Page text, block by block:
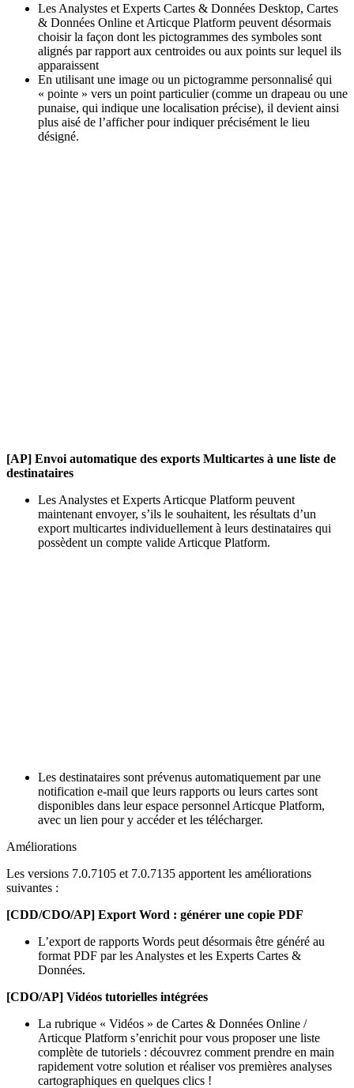
Les Analystes et Experts Cartes & Données Desktop, Cartes
& Données Online et Articque Platform peuvent désormais
choisir la façon dont les pictogrammes des symboles sont
alignés par rapport aux centroides ou aux points sur lequel ils
apparaissent
En utilisant une image ou un pictogramme personnalisé qui
« pointe » vers un point particulier (comme un drapeau ou une
punaise, qui indique une localisation précise), il devient ainsi
plus aisé de l’afficher pour indiquer précisément le lieu
désigné.
[AP] Envoi automatique des exports Multicartes à une liste de
destinataires
Les Analystes et Experts Articque Platform peuvent
maintenant envoyer, s’ils le souhaitent, les résultats d’un
export multicartes individuellement à leurs destinataires qui
possèdent un compte valide Articque Platform.
Les destinataires sont prévenus automatiquement par une
notification e-mail que leurs rapports ou leurs cartes sont
disponibles dans leur espace personnel Articque Platform,
avec un lien pour y accéder et les télécharger.
Améliorations
Les versions 7.0.7105 et 7.0.7135 apportent les améliorations
suivantes :
[CDD/CDO/AP] Export Word : générer une copie PDF
L’export de rapports Words peut désormais être généré au
format PDF par les Analystes et les Experts Cartes &
Données.
[CDO/AP] Vidéos tutorielles intégrées
La rubrique « Vidéos » de Cartes & Données Online /
Articque Platform s’enrichit pour vous proposer une liste
complète de tutoriels : découvrez comment prendre en main
rapidement votre solution et réaliser vos premières analyses
cartographiques en quelques clics !